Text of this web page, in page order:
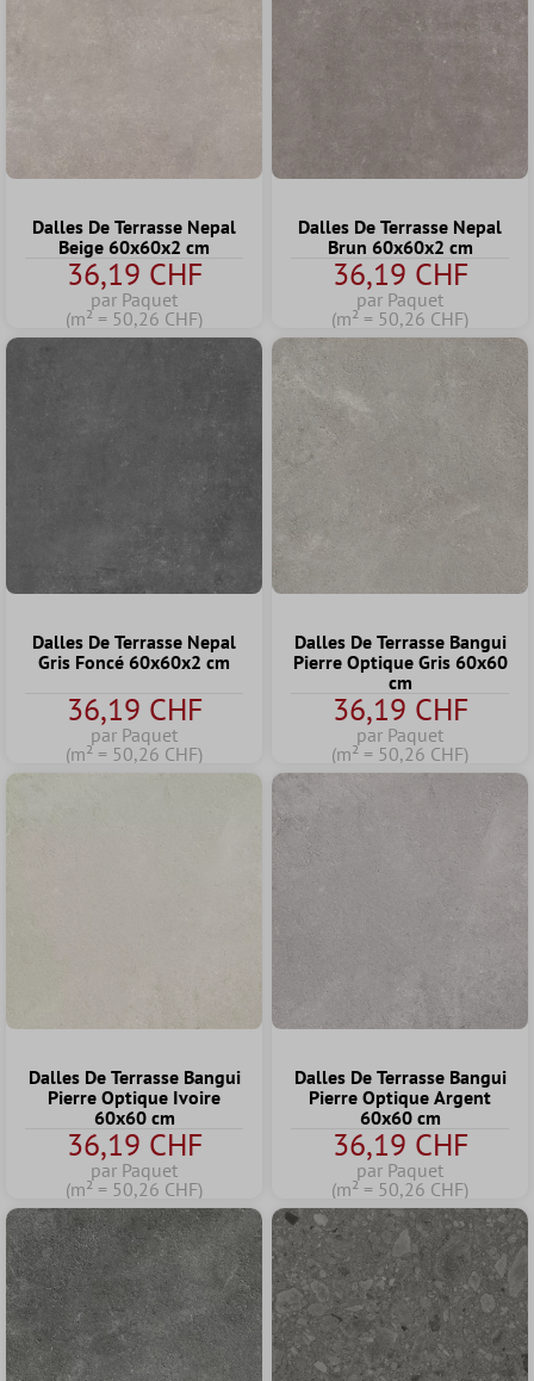
Dalles De Terrasse Nepal
Beige 60x60x2 cm
36,19 CHF
par Paquet
(m² = 50,26 CHF)
Dalles De Terrasse Nepal
Brun 60x60x2 cm
36,19 CHF
par Paquet
(m² = 50,26 CHF)
Dalles De Terrasse Nepal
Gris Foncé 60x60x2 cm
36,19 CHF
par Paquet
(m² = 50,26 CHF)
Dalles De Terrasse Bangui
Pierre Optique Gris 60x60
cm
36,19 CHF
par Paquet
(m² = 50,26 CHF)
Dalles De Terrasse Bangui
Pierre Optique Ivoire
60x60 cm
36,19 CHF
par Paquet
(m² = 50,26 CHF)
Dalles De Terrasse Bangui
Pierre Optique Argent
60x60 cm
36,19 CHF
par Paquet
(m² = 50,26 CHF)